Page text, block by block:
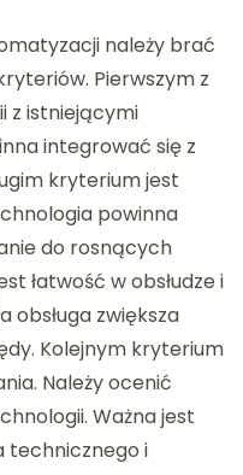
należy brać
Pierwszym z
z istniejącymi
integrować się z
kryterium jest
powinna
do rosnących
łatwość w obsłudze i
obsługa zwiększa
Kolejnym kryterium
Należy ocenić
Ważna jest
technicznego i